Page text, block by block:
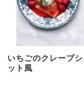
いちごのクレープ
ット風